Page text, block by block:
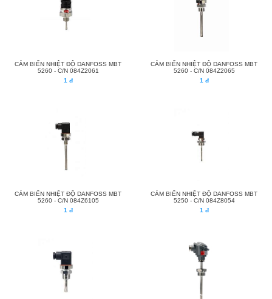
CẢM BIẾN NHIỆT ĐỘ DANFOSS MBT
5260 - C/N 084Z2061
1 đ
CẢM BIẾN NHIỆT ĐỘ DANFOSS MBT
5260 - C/N 084Z2065
1 đ
CẢM BIẾN NHIỆT ĐỘ DANFOSS MBT
5260 - C/N 084Z6105
1 đ
CẢM BIẾN NHIỆT ĐỘ DANFOSS MBT
5250 - C/N 084Z8054
1 đ